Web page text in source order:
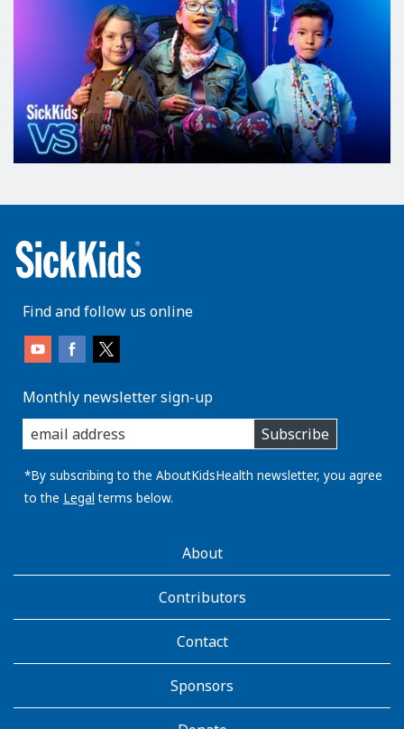
Find and follow us online
Monthly newsletter sign-up
enter
you
email
address:
Subscribe
*By subscribing to the AboutKidsHealth newsletter, you agree
to the Legal terms below.
AboutKidsHealthAbout
Contributors
Contact
Sponsors